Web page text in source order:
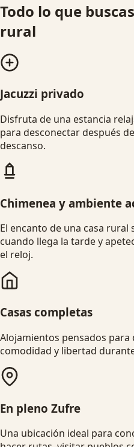
Todo lo que
rural
Jacuzzi privado
Disfruta de una estancia
para desconectar después
descanso.
Chimenea y ambiente
El encanto de una casa rural
cuando llega la tarde y
el reloj.
Casas completas
Alojamientos pensados
comodidad y libertad
En pleno Zufre
Una ubicación ideal para